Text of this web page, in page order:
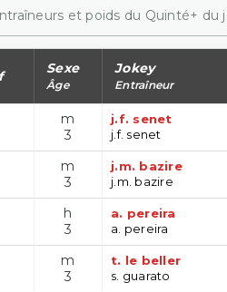
et poids du Quinté+ du
Sexe
Âge
Jokey
Entraîneur
m
3
j.f. senet
j.f. senet
m
3
j.m. bazire
j.m. bazire
h
3
a. pereira
a. pereira
m
3
t. le beller
s. guarato